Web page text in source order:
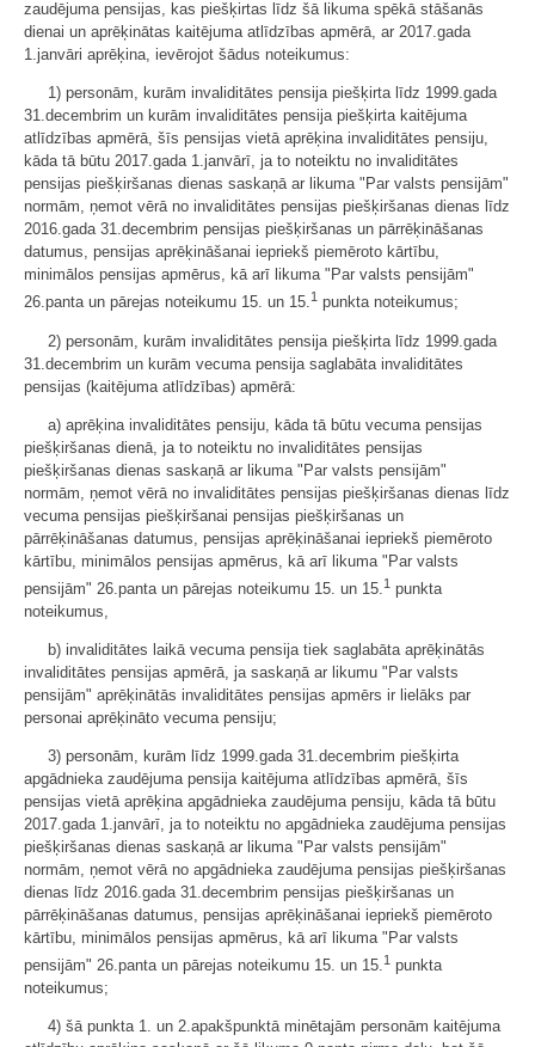
zaudējuma pensijas, kas piešķirtas līdz šā likuma spēkā stāšanās
dienai un aprēķinātas kaitējuma atlīdzības apmērā, ar 2017.gada
1.janvāri aprēķina, ievērojot šādus noteikumus:
1) personām, kurām invaliditātes pensija piešķirta līdz 1999.gada
31.decembrim un kurām invaliditātes pensija piešķirta kaitējuma
atlīdzības apmērā, šīs pensijas vietā aprēķina invaliditātes pensiju,
kāda tā būtu 2017.gada 1.janvārī, ja to noteiktu no invaliditātes
pensijas piešķiršanas dienas saskaņā ar likuma "Par valsts pensijām"
normām, ņemot vērā no invaliditātes pensijas piešķiršanas dienas līdz
2016.gada 31.decembrim pensijas piešķiršanas un pārrēķināšanas
datumus, pensijas aprēķināšanai iepriekš piemēroto kārtību,
minimālos pensijas apmērus, kā arī likuma "Par valsts pensijām"
26.panta un pārejas noteikumu 15. un 15.1 punkta noteikumus;
2) personām, kurām invaliditātes pensija piešķirta līdz 1999.gada
31.decembrim un kurām vecuma pensija saglabāta invaliditātes
pensijas (kaitējuma atlīdzības) apmērā:
a) aprēķina invaliditātes pensiju, kāda tā būtu vecuma pensijas
piešķiršanas dienā, ja to noteiktu no invaliditātes pensijas
piešķiršanas dienas saskaņā ar likuma "Par valsts pensijām"
normām, ņemot vērā no invaliditātes pensijas piešķiršanas dienas līdz
vecuma pensijas piešķiršanai pensijas piešķiršanas un
pārrēķināšanas datumus, pensijas aprēķināšanai iepriekš piemēroto
kārtību, minimālos pensijas apmērus, kā arī likuma "Par valsts
pensijām" 26.panta un pārejas noteikumu 15. un 15. 1 punkta
noteikumus,
b) invaliditātes laikā vecuma pensija tiek saglabāta aprēķinātās
invaliditātes pensijas apmērā, ja saskaņā ar likumu "Par valsts
pensijām" aprēķinātās invaliditātes pensijas apmērs ir lielāks par
personai aprēķināto vecuma pensiju;
3) personām, kurām līdz 1999.gada 31.decembrim piešķirta
apgādnieka zaudējuma pensija kaitējuma atlīdzības apmērā, šīs
pensijas vietā aprēķina apgādnieka zaudējuma pensiju, kāda tā būtu
2017.gada 1.janvārī, ja to noteiktu no apgādnieka zaudējuma pensijas
piešķiršanas dienas saskaņā ar likuma "Par valsts pensijām"
normām, ņemot vērā no apgādnieka zaudējuma pensijas piešķiršanas
dienas līdz 2016.gada 31.decembrim pensijas piešķiršanas un
pārrēķināšanas datumus, pensijas aprēķināšanai iepriekš piemēroto
kārtību, minimālos pensijas apmērus, kā arī likuma "Par valsts
pensijām" 26.panta un pārejas noteikumu 15. un 15.1 punkta
noteikumus;
4) šā punkta 1. un 2.apakšpunktā minētajām personām kaitējuma